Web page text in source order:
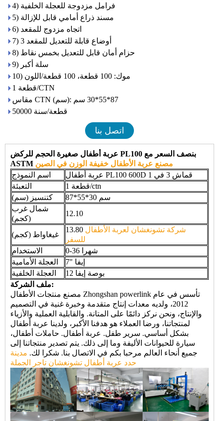
4) فرامل مزدوجة للعجلة الخلفية
5) مسند ذراع أمامي قابل للإزالة
6) اتجاه مزدوج للمقعد
7) 3 أوضاع قابلة للتعديل للمقعد
8) حزام أمان قابل للتعديل بخمس نقاط
9) سلة أكبر
10) موك: 100 قطعة، 100 قطعة/اللون
1 قطعة/CTN
مقاس CTN (سم): 87*55*30 سم
50000 قطعة/سنة
اتصل بنا
عربة أطفال صغيرة الحجم للركض PL100 بنصف السعر مع
ASTM مصنع عربة الأطفال خفيفة الوزن في الصين
اسم النموذج
عربة أطفال PL100 600D قماش 3 في 1
التعبئة
1 قطعة/ctn
كتنسيز (سم)
87*55*30 سم
شمال غرب
(كجم)
12.10
غيغاواط (كجم)
13.80 شركة تشونغشان لعربة الأطفال
للسفر
الاستخدام
0-36 شهرا
العجلة الأمامية
7" إيفا
العجلة الخلفية
12 بوصة إيفا
ملف الشركة:
مصنع منتجات الأطفال Zhongshan powerlink تأسس في عام
2012، ولديه معدات إنتاج متقدمة وخبرة غنية في التصميم
والإنتاج، ونحن نركز دائمًا على المتانة. والقابلية العملية والأزياء
لمنتجاتنا، ورضا العملاء هو هدفنا الأكبر، ولدينا عربة أطفال
بشكل أساسي. سرير طفل. عربة أطفال. حاملات أطفال،
سيارة للحيوانات الأليفة وما إلى ذلك. يتم تصدير منتجاتنا إلى
جميع أنحاء العالم مرحبا بكم في الاتصال بنا. شكرا لك. مدينة
حدد عربة أطفال تشونغشان تاجر الجملة